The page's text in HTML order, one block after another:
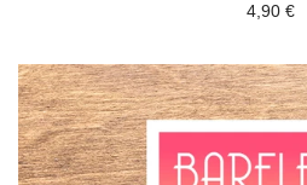
4,90 €